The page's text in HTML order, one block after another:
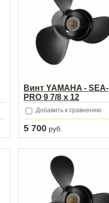
Винт YAMAHA - SEA-
PRO 9 7/8 х 12
Добавить к сравнению
5 700 руб.